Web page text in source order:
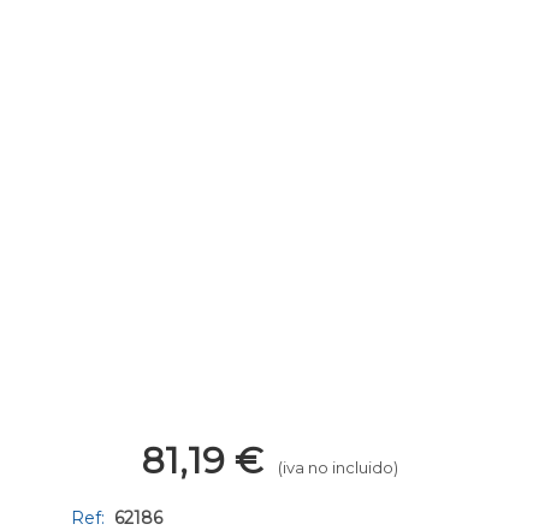
81,19 € (iva no incluido)
Ref: 62186